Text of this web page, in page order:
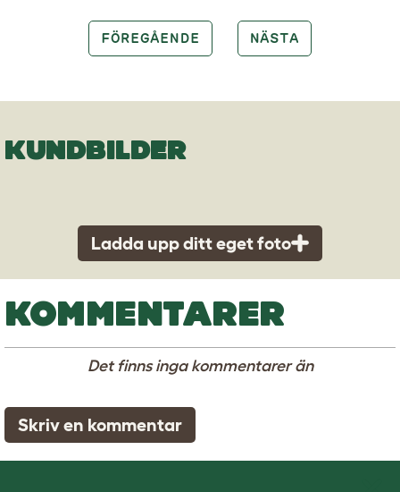
FÖREGÅENDE NÄSTA
KUNDBILDER
Ladda upp ditt eget foto
KOMMENTARER
Det finns inga kommentarer än
Skriv en kommentar